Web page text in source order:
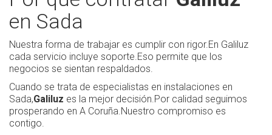
en Sada
Nuestra forma de trabajar es cumplir con rigor.En Galiluz
cada servicio incluye soporte.Eso permite que los
negocios se sientan respaldados.
Cuando se trata de especialistas en instalaciones en
Sada,Galiluz es la mejor decisión.Por calidad seguimos
prosperando en A Coruña.Nuestro compromiso es
contigo.